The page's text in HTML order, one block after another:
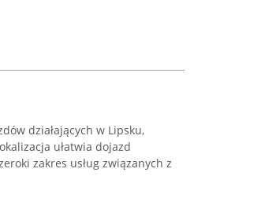
działających w Lipsku,
ułatwia dojazd
zakres usług związanych z